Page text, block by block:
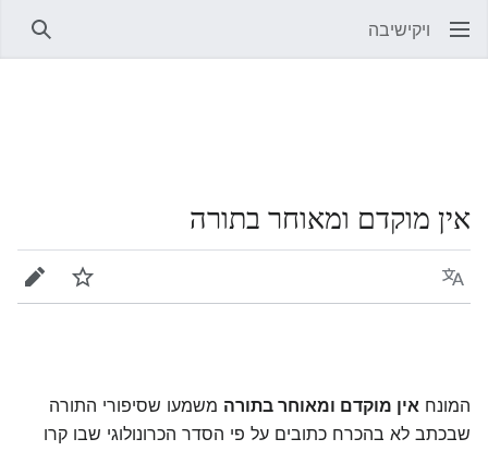
ויקישיבה
אין מוקדם ומאוחר בתורה
שפה מעקב
המונח אין מוקדם ומאוחר בתורה משמעו שסיפורי התורה
שבכתב לא בהכרח כתובים על פי הסדר הכרונולוגי שבו קרו